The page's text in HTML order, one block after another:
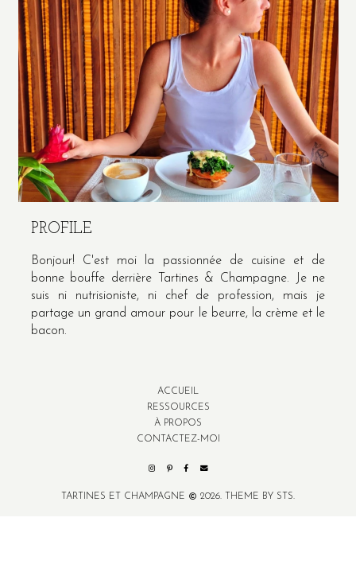
PROFILE
Bonjour! C'est moi la passionnée de cuisine et de
bonne bouffe derrière Tartines & Champagne. Je ne
suis ni nutrisioniste, ni chef de profession, mais je
partage un grand amour pour le beurre, la crème et le
bacon.
ACCUEIL
RESSOURCES
À PROPOS
CONTACTEZ-MOI
TARTINES ET CHAMPAGNE 2026. THEME BY STS.